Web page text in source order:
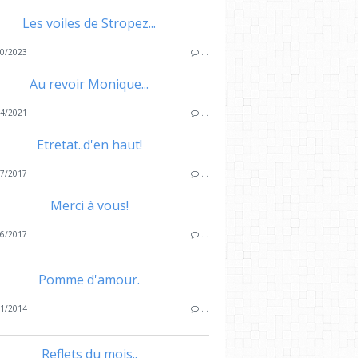
Les voiles de Stropez...
2023 …
Au revoir Monique...
2021 …
Etretat..d'en haut!
2017 …
Merci à vous!
2017 …
Pomme d'amour.
2014 …
Reflets du mois..